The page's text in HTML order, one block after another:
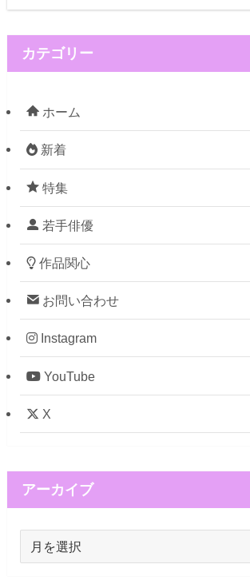
カテゴリー
ホーム
新着
特集
若手俳優
作品関心
お問い合わせ
Instagram
YouTube
X
アーカイブ